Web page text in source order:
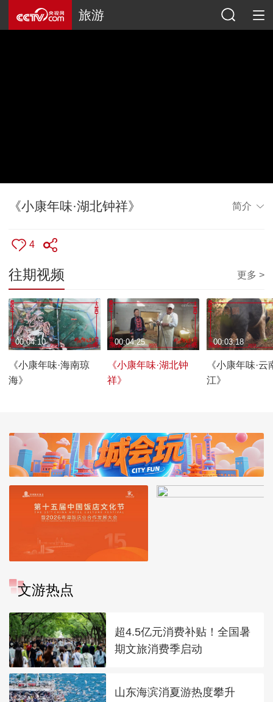
旅游
《小康年味·湖北钟祥》 简介
4
往期视频 更多 >
《小康年味·海南琼
海》
00:04:10
《小康年味·湖北钟
祥》
00:04:25
《小康年味·云
江》
00:03:18
文游热点
超4.5亿元消费补贴！全国暑
期文旅消费季启动
山东海滨消夏游热度攀升